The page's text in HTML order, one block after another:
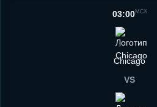
03:00МСК
Chicago
VS